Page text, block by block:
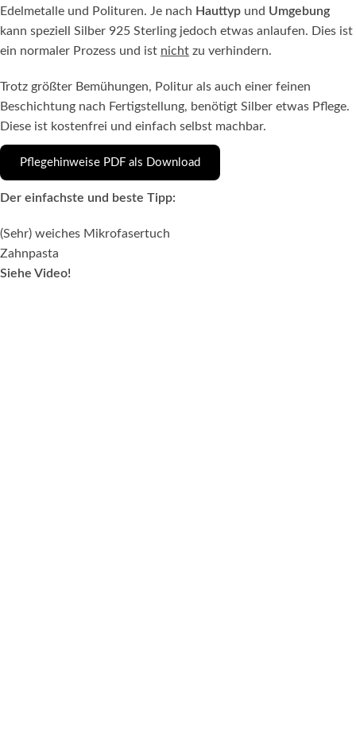
Edelmetalle und Polituren. Je nach Hauttyp und Umgebung
kann speziell Silber 925 Sterling jedoch etwas anlaufen. Dies ist
ein normaler Prozess und ist nicht zu verhindern.
Trotz größter Bemühungen, Politur als auch einer feinen
Beschichtung nach Fertigstellung, benötigt Silber etwas Pflege.
Diese ist kostenfrei und einfach selbst machbar.
Pflegehinweise PDF als Download
Der einfachste und beste Tipp:
(Sehr) weiches Mikrofasertuch
Zahnpasta
Siehe Video!